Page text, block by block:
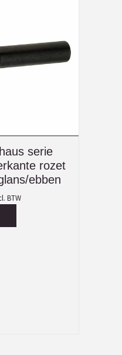
serie
rozet
ebben
BTW